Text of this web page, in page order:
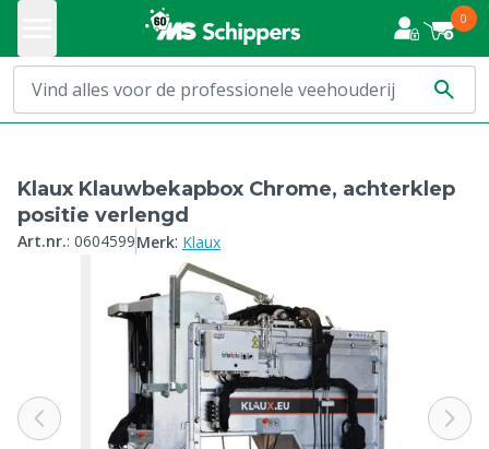
0
Klaux Klauwbekapbox Chrome, achterklep
positie verlengd
Art.nr.: 0604599Merk: Klaux